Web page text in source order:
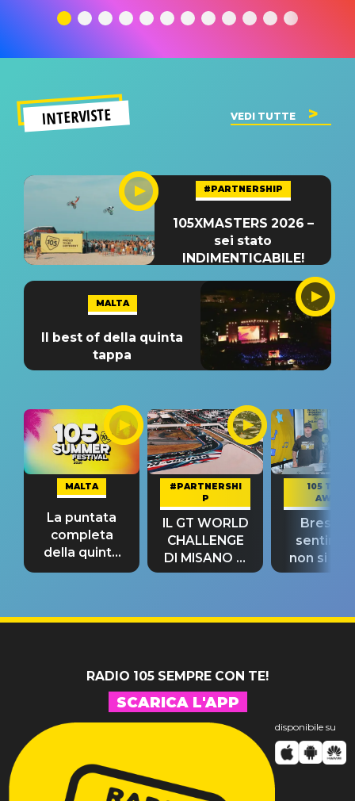
significato
del singolo
INTERVISTE VEDI TUTTE
#PARTNERSHIP
105XMASTERS 2026 –
sei stato
INDIMENTICABILE!
MALTA
Il best of della quinta
tappa
MALTA
La puntata
completa
della quinta
tappa
#PARTNERSHI
P
IL GT WORLD
CHALLENGE
DI MISANO si
riconferma
105 TAKE
AWAY
Bresh:
non si
fino alla
RADIO 105 SEMPRE CON TE!
SCARICA L'APP
disponibile su